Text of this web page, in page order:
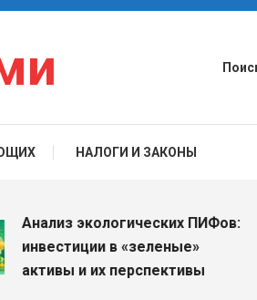
НАЛОГИ И ЗАКОНЫ
экологических ПИФов:
в «зеленые»
и их перспективы